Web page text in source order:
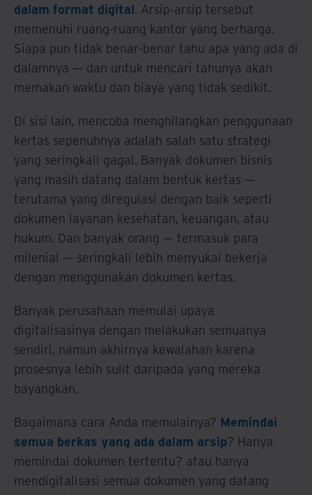
dalam format digital. Arsip-arsip tersebut
memenuhi ruang-ruang kantor yang berharga.
Siapa pun tidak benar-benar tahu apa yang ada di
dalamnya — dan untuk mencari tahunya akan
memakan waktu dan biaya yang tidak sedikit.
Di sisi lain, mencoba menghilangkan penggunaan
kertas sepenuhnya adalah salah satu strategi
yang seringkali gagal. Banyak dokumen bisnis
yang masih datang dalam bentuk kertas —
terutama yang diregulasi dengan baik seperti
dokumen layanan kesehatan, keuangan, atau
hukum. Dan banyak orang — termasuk para
milenial — seringkali lebih menyukai bekerja
dengan menggunakan dokumen kertas.
Banyak perusahaan memulai upaya
digitalisasinya dengan melakukan semuanya
sendiri, namun akhirnya kewalahan karena
prosesnya lebih sulit daripada yang mereka
bayangkan.
Bagaimana cara Anda memulainya? Memindai
semua berkas yang ada dalam arsip? Hanya
memindai dokumen tertentu? atau hanya
mendigitalisasi semua dokumen yang datang